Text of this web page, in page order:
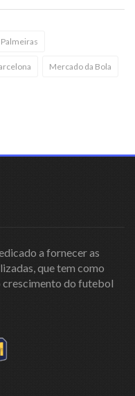
Palmeiras
Mercado da Bola
a fornecer as
que tem como
do futebol